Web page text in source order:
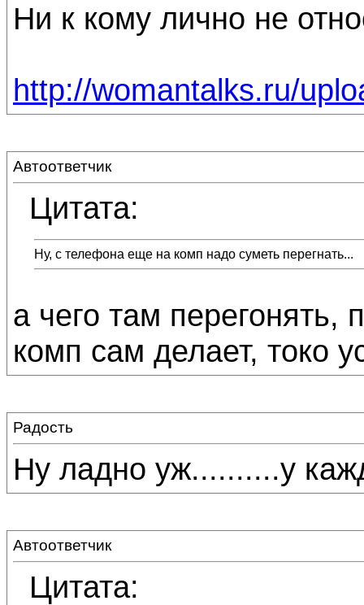
Ни к кому лично не
http://womantalks.ru/
Автоответчик
Цитата:
Ну, с телефона еще на комп надо суметь перегнать...
а чего там перегонять,
комп сам делает, токо
Радость
Ну ладно уж..........у
Автоответчик
Цитата: